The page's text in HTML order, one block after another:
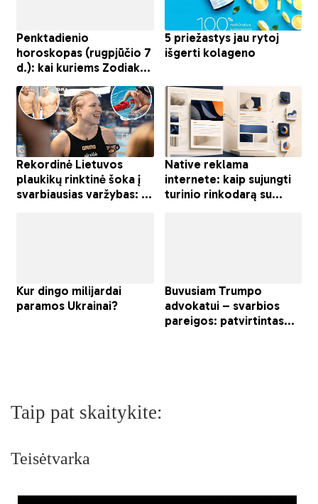
Taip pat skaitykite:
Teisėtvarka